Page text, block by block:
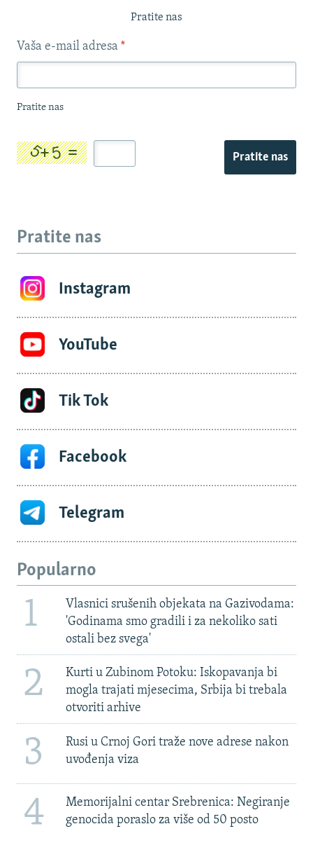
Pratite nas
Vaša e-mail adresa *
Pratite nas
Pratite nas
Pratite nas
Instagram
YouTube
Tik Tok
Facebook
Telegram
Popularno
1
Vlasnici srušenih objekata na Gazivodama:
'Godinama smo gradili i za nekoliko sati
ostali bez svega'
2
Kurti u Zubinom Potoku: Iskopavanja bi
mogla trajati mjesecima, Srbija bi trebala
otvoriti arhive
3
Rusi u Crnoj Gori traže nove adrese nakon
uvođenja viza
4
Memorijalni centar Srebrenica: Negiranje
genocida poraslo za više od 50 posto